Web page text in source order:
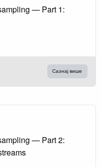
— Part 1:
Сазнај више
— Part 2: